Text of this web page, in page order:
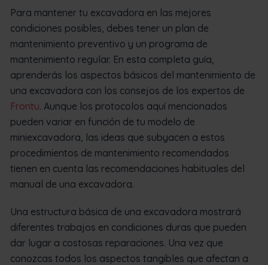
Para mantener tu excavadora en las mejores
condiciones posibles, debes tener un plan de
mantenimiento preventivo y un programa de
mantenimiento regular. En esta completa guía,
aprenderás los aspectos básicos del mantenimiento de
una excavadora con los consejos de los expertos de
Frontu. Aunque los protocolos aquí mencionados
pueden variar en función de tu modelo de
miniexcavadora, las ideas que subyacen a estos
procedimientos de mantenimiento recomendados
tienen en cuenta las recomendaciones habituales del
manual de una excavadora.
Una estructura básica de una excavadora mostrará
diferentes trabajos en condiciones duras que pueden
dar lugar a costosas reparaciones. Una vez que
conozcas todos los aspectos tangibles que afectan a